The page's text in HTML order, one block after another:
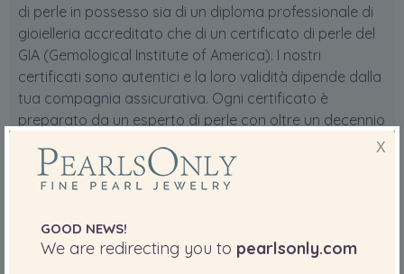
di perle in possesso sia di un diploma professionale di
gioielleria accreditato che di un certificato di perle del
GIA (Gemological Institute of America). I nostri
certificati sono autentici e la loro validità dipende dalla
tua compagnia assicurativa. Ogni certificato è
preparato da un esperto di perle con oltre un decennio
in dettaglio, specificando i dettagli tecnici sul tuo
articolo, come la dimensione della perla, il colore e la
è mostrata su ciascun certificato per garantire
richieste di risarcimento assicurative senza problemi
X
GOOD NEWS!
We are redirecting you to pearlsonly.com